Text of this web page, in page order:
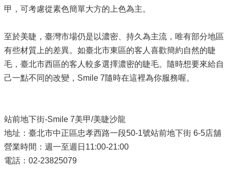
甲，可考慮從素色簡單大方的上色為主。
至於美睫，臺灣市場仍是以濃密、持久為主流，唯有部分地區
有些材質上的差異。如臺北市東區的客人喜歡簡約自然的睫
毛，臺北市西區的客人較多選擇濃密的睫毛。隨時想要來給自
己一點不同的改變，Smile 7隨時在這裡為你服務喔。
站前地下街-Smile 7美甲/美睫沙龍
地址：臺北市中正區忠孝西路一段50-1號站前地下街 6-5店舖
營業時間：週一至週日11:00-21:00
電話：02-23825079